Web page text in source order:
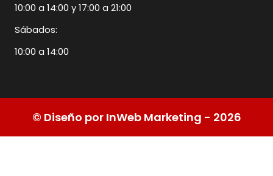
10:00 a 14:00 y 17:00 a 21:00
Sábados:
10:00 a 14:00
© Diseño por InWeb Marketing - 2026